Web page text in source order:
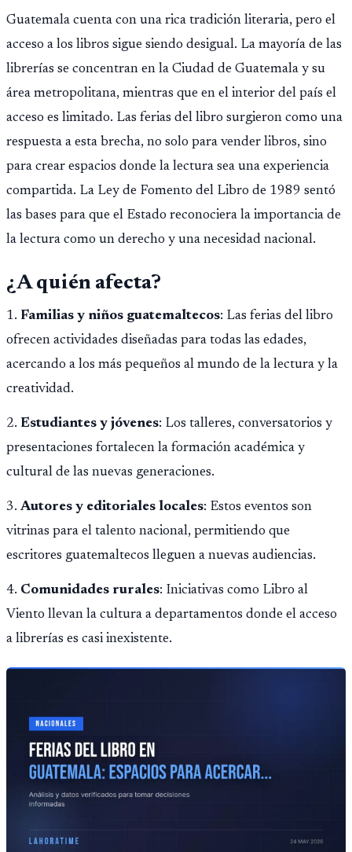
Guatemala cuenta con una rica tradición literaria, pero el
acceso a los libros sigue siendo desigual. La mayoría de las
librerías se concentran en la Ciudad de Guatemala y su
área metropolitana, mientras que en el interior del país el
acceso es limitado. Las ferias del libro surgieron como una
respuesta a esta brecha, no solo para vender libros, sino
para crear espacios donde la lectura sea una experiencia
compartida. La Ley de Fomento del Libro de 1989 sentó
las bases para que el Estado reconociera la importancia de
la lectura como un derecho y una necesidad nacional.
¿A quién afecta?
1. Familias y niños guatemaltecos: Las ferias del libro
ofrecen actividades diseñadas para todas las edades,
acercando a los más pequeños al mundo de la lectura y la
creatividad.
2. Estudiantes y jóvenes: Los talleres, conversatorios y
presentaciones fortalecen la formación académica y
cultural de las nuevas generaciones.
3.Autores y editoriales locales: Estos eventos son
vitrinas para el talento nacional, permitiendo que
escritores guatemaltecos lleguen a nuevas audiencias.
4. Comunidades rurales: Iniciativas como Libro al
Viento llevan la cultura a departamentos donde el acceso
a librerías es casi inexistente.